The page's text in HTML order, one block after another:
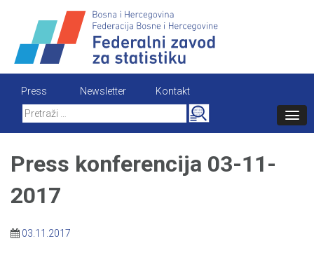
content
Press Newsletter
Kontakt
Search
for:
Press konferencija 03-11-
2017
03.11.2017